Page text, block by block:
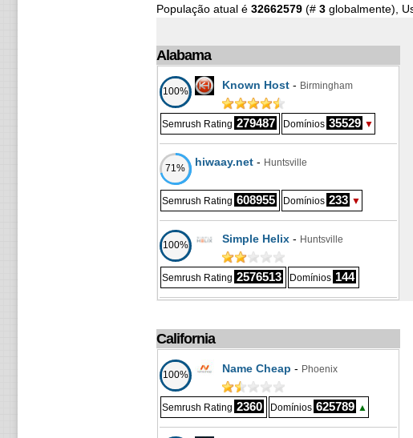
População atual é 32662579(# 3globalmente),
Alabama
100% Known Host- Birmingham
Semrush Rating 279487 Domínios 35529 ▼
71% hiwaay.net- Huntsville
Semrush Rating 608955 Domínios 233 ▼
100% Simple Helix- Huntsville
Semrush Rating 2576513 Domínios 144
California
100% Name Cheap - Phoenix
Semrush Rating 2360 Domínios 625789 ▲